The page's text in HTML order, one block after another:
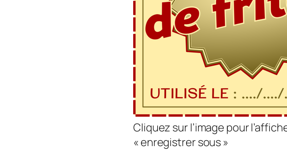
Cliquez sur l’image pour
« enregistrer sous »